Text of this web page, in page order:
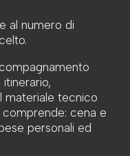
al numero di
itinerario,
materiale tecnico
comprende: cena e
personali ed